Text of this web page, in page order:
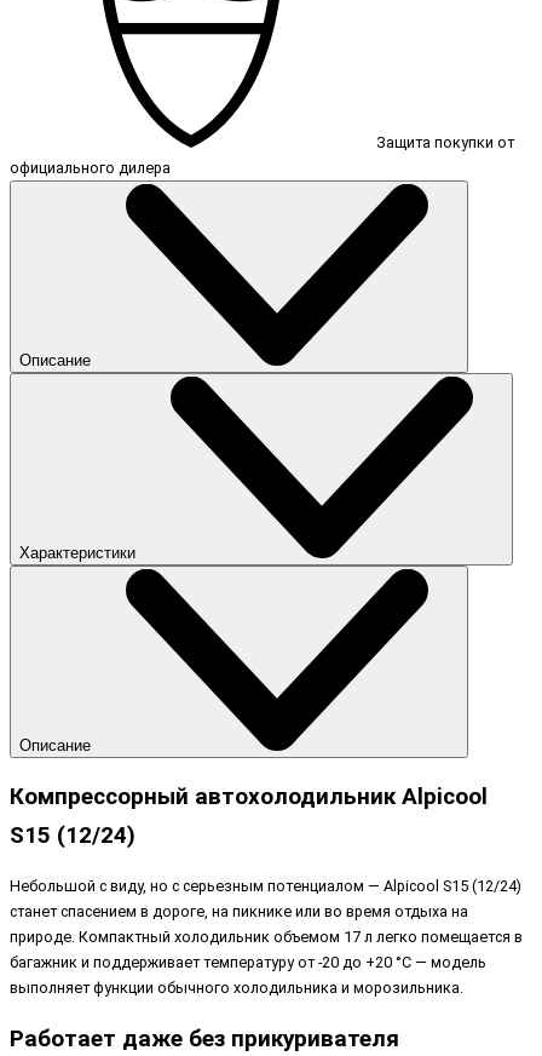
Защита покупки от
официального дилера
Описание
Характеристики
Описание
Компрессорный автохолодильник Alpicool
S15 (12/24)
Небольшой с виду, но с серьезным потенциалом — Alpicool S15 (12/24)
станет спасением в дороге, на пикнике или во время отдыха на
природе. Компактный холодильник объемом 17 л легко помещается в
багажник и поддерживает температуру от -20 до +20 °C — модель
выполняет функции обычного холодильника и морозильника.
Работает даже без прикуривателя